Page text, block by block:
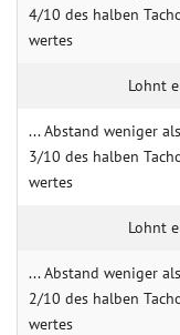
4/10 des halben
wertes
... Abstand weniger als
3/10 des halben
wertes
... Abstand weniger als
2/10 des halben
wertes